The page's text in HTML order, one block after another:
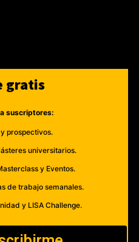
gratis
suscriptores:
prospectivos.
universitarios.
y Eventos.
de trabajo semanales.
y LISA Challenge.